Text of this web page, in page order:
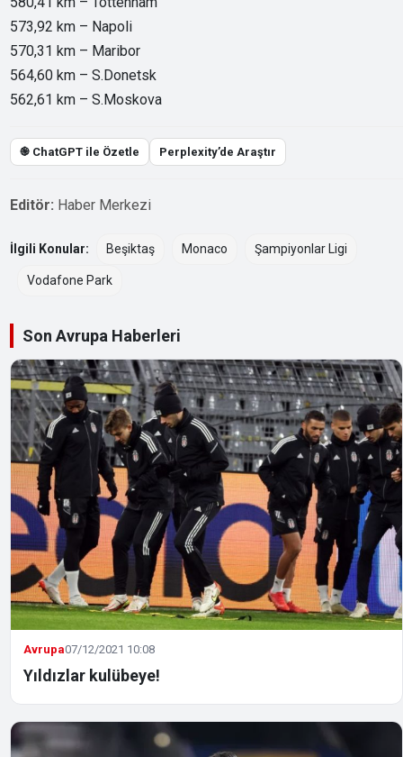
573,92 km – Napoli
570,31 km – Maribor
564,60 km – S.Donetsk
562,61 km – S.Moskova
֎ ChatGPT ile Özetle Perplexity’de Araştır
Editör: Haber Merkezi
İlgili Konular: Beşiktaş Monaco Şampiyonlar Ligi
Vodafone Park
Son Avrupa Haberleri
Avrupa07/12/2021 10:08
Yıldızlar kulübeye!